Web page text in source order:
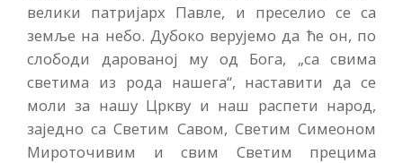
велики патријарх Павле, и преселио се са
земље на небо. Дубоко верујемо да ће он, по
слободи дарованој му од Бога, „са свима
светима из рода нашега“, наставити да се
моли за нашу Цркву и наш распети народ,
заједно са Светим Савом, Светим Симеоном
Мироточивим и свим Светим прецима